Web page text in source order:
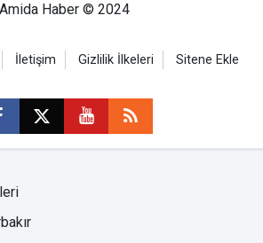
Amida Haber © 2024
İletişim Gizlilik İlkeleri Sitene Ekle